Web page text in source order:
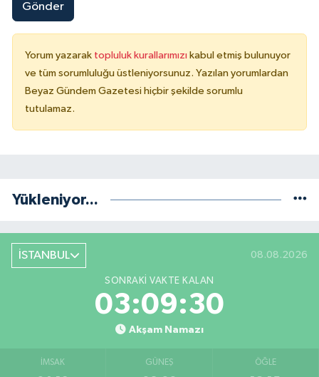
Gönder
Yorum yazarak topluluk kurallarımızı kabul etmiş bulunuyor
ve tüm sorumluluğu üstleniyorsunuz. Yazılan yorumlardan
Beyaz Gündem Gazetesi hiçbir şekilde sorumlu
tutulamaz.
Yükleniyor...
İSTANBUL 08.08.2026
SONRAKI VAKTE KALAN
03:09:29
Akşam Namazı
İMSAK GÜNEŞ ÖĞLE